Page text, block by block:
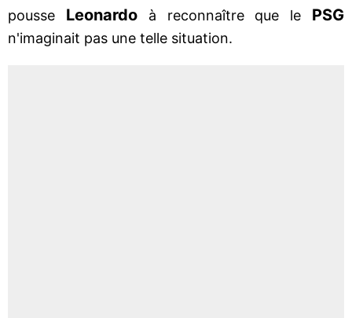
pousse Leonardoà reconnaître que le PSG
n'imaginait pas une telle situation.